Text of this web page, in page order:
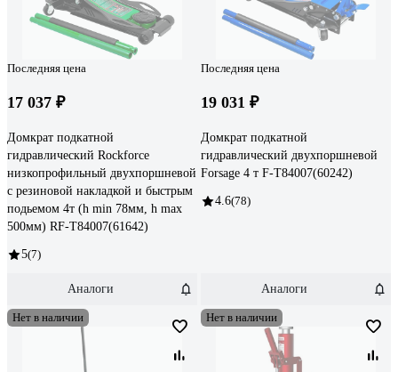
Последняя цена
17 037 ₽
Домкрат подкатной
гидравлический Rockforce
низкопрофильный двухпоршневой
с резиновой накладкой и быстрым
подьемом 4т (h min 78мм, h max
500мм) RF-T84007(61642)
5(7)
Аналоги
Последняя цена
19 031 ₽
Домкрат подкатной
гидравлический двухпоршневой
Forsage 4 т F-T84007(60242)
4.6(78)
Аналоги
Нет в наличии Нет в наличии